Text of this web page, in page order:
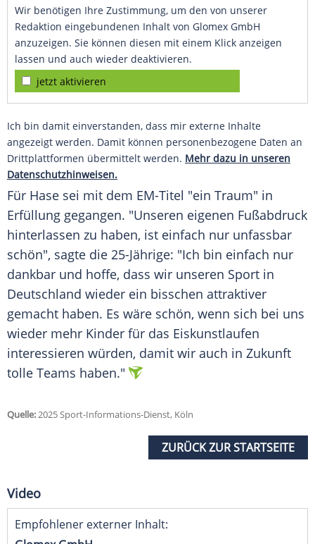
Wir benötigen Ihre Zustimmung, um den von unserer
Redaktion eingebundenen Inhalt von Glomex GmbH
anzuzeigen. Sie können diesen mit einem Klick anzeigen
lassen und auch wieder deaktivieren.
jetzt aktivieren
Ich bin damit einverstanden, dass mir externe Inhalte
angezeigt werden. Damit können personenbezogene Daten an
Drittplattformen übermittelt werden. Mehr dazu in unseren
Datenschutzhinweisen.
Für Hase sei mit dem EM-Titel "ein Traum" in
Erfüllung gegangen. "Unseren eigenen Fußabdruck
hinterlassen zu haben, ist einfach nur unfassbar
schön", sagte die 25-Jährige: "Ich bin einfach nur
dankbar und hoffe, dass wir unseren Sport in
Deutschland wieder ein bisschen attraktiver
gemacht haben. Es wäre schön, wenn sich bei uns
wieder mehr Kinder für das Eiskunstlaufen
interessieren würden, damit wir auch in Zukunft
tolle Teams haben."
Quelle:2025 Sport-Informations-Dienst, Köln
ZURÜCK ZUR STARTSEITE
Video
Empfohlener externer Inhalt: